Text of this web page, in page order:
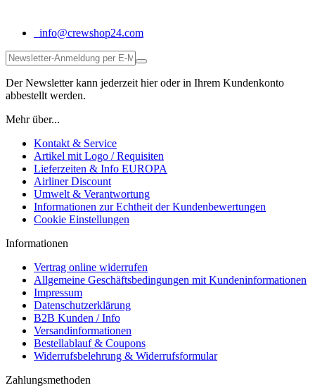
info@crewshop24.com
Der Newsletter kann jederzeit hier oder in Ihrem Kundenkonto
abbestellt werden.
Mehr über...
Kontakt & Service
Artikel mit Logo / Requisiten
Lieferzeiten & Info EUROPA
Airliner Discount
Umwelt & Verantwortung
Informationen zur Echtheit der Kundenbewertungen
Cookie Einstellungen
Informationen
Vertrag online widerrufen
Allgemeine Geschäftsbedingungen mit Kundeninformationen
Impressum
Datenschutzerklärung
B2B Kunden / Info
Versandinformationen
Bestellablauf & Coupons
Widerrufsbelehrung & Widerrufsformular
Zahlungsmethoden